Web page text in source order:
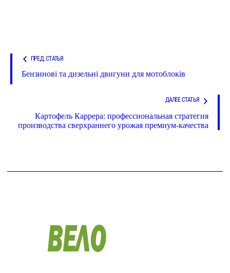
ПРЕД. СТАТЬЯ
Бензинові та дизельні двигуни для мотоблоків
ДАЛЕЕ СТАТЬЯ
Картофель Каррера: профессиональная стратегия
производства сверхраннего урожая премиум-качества